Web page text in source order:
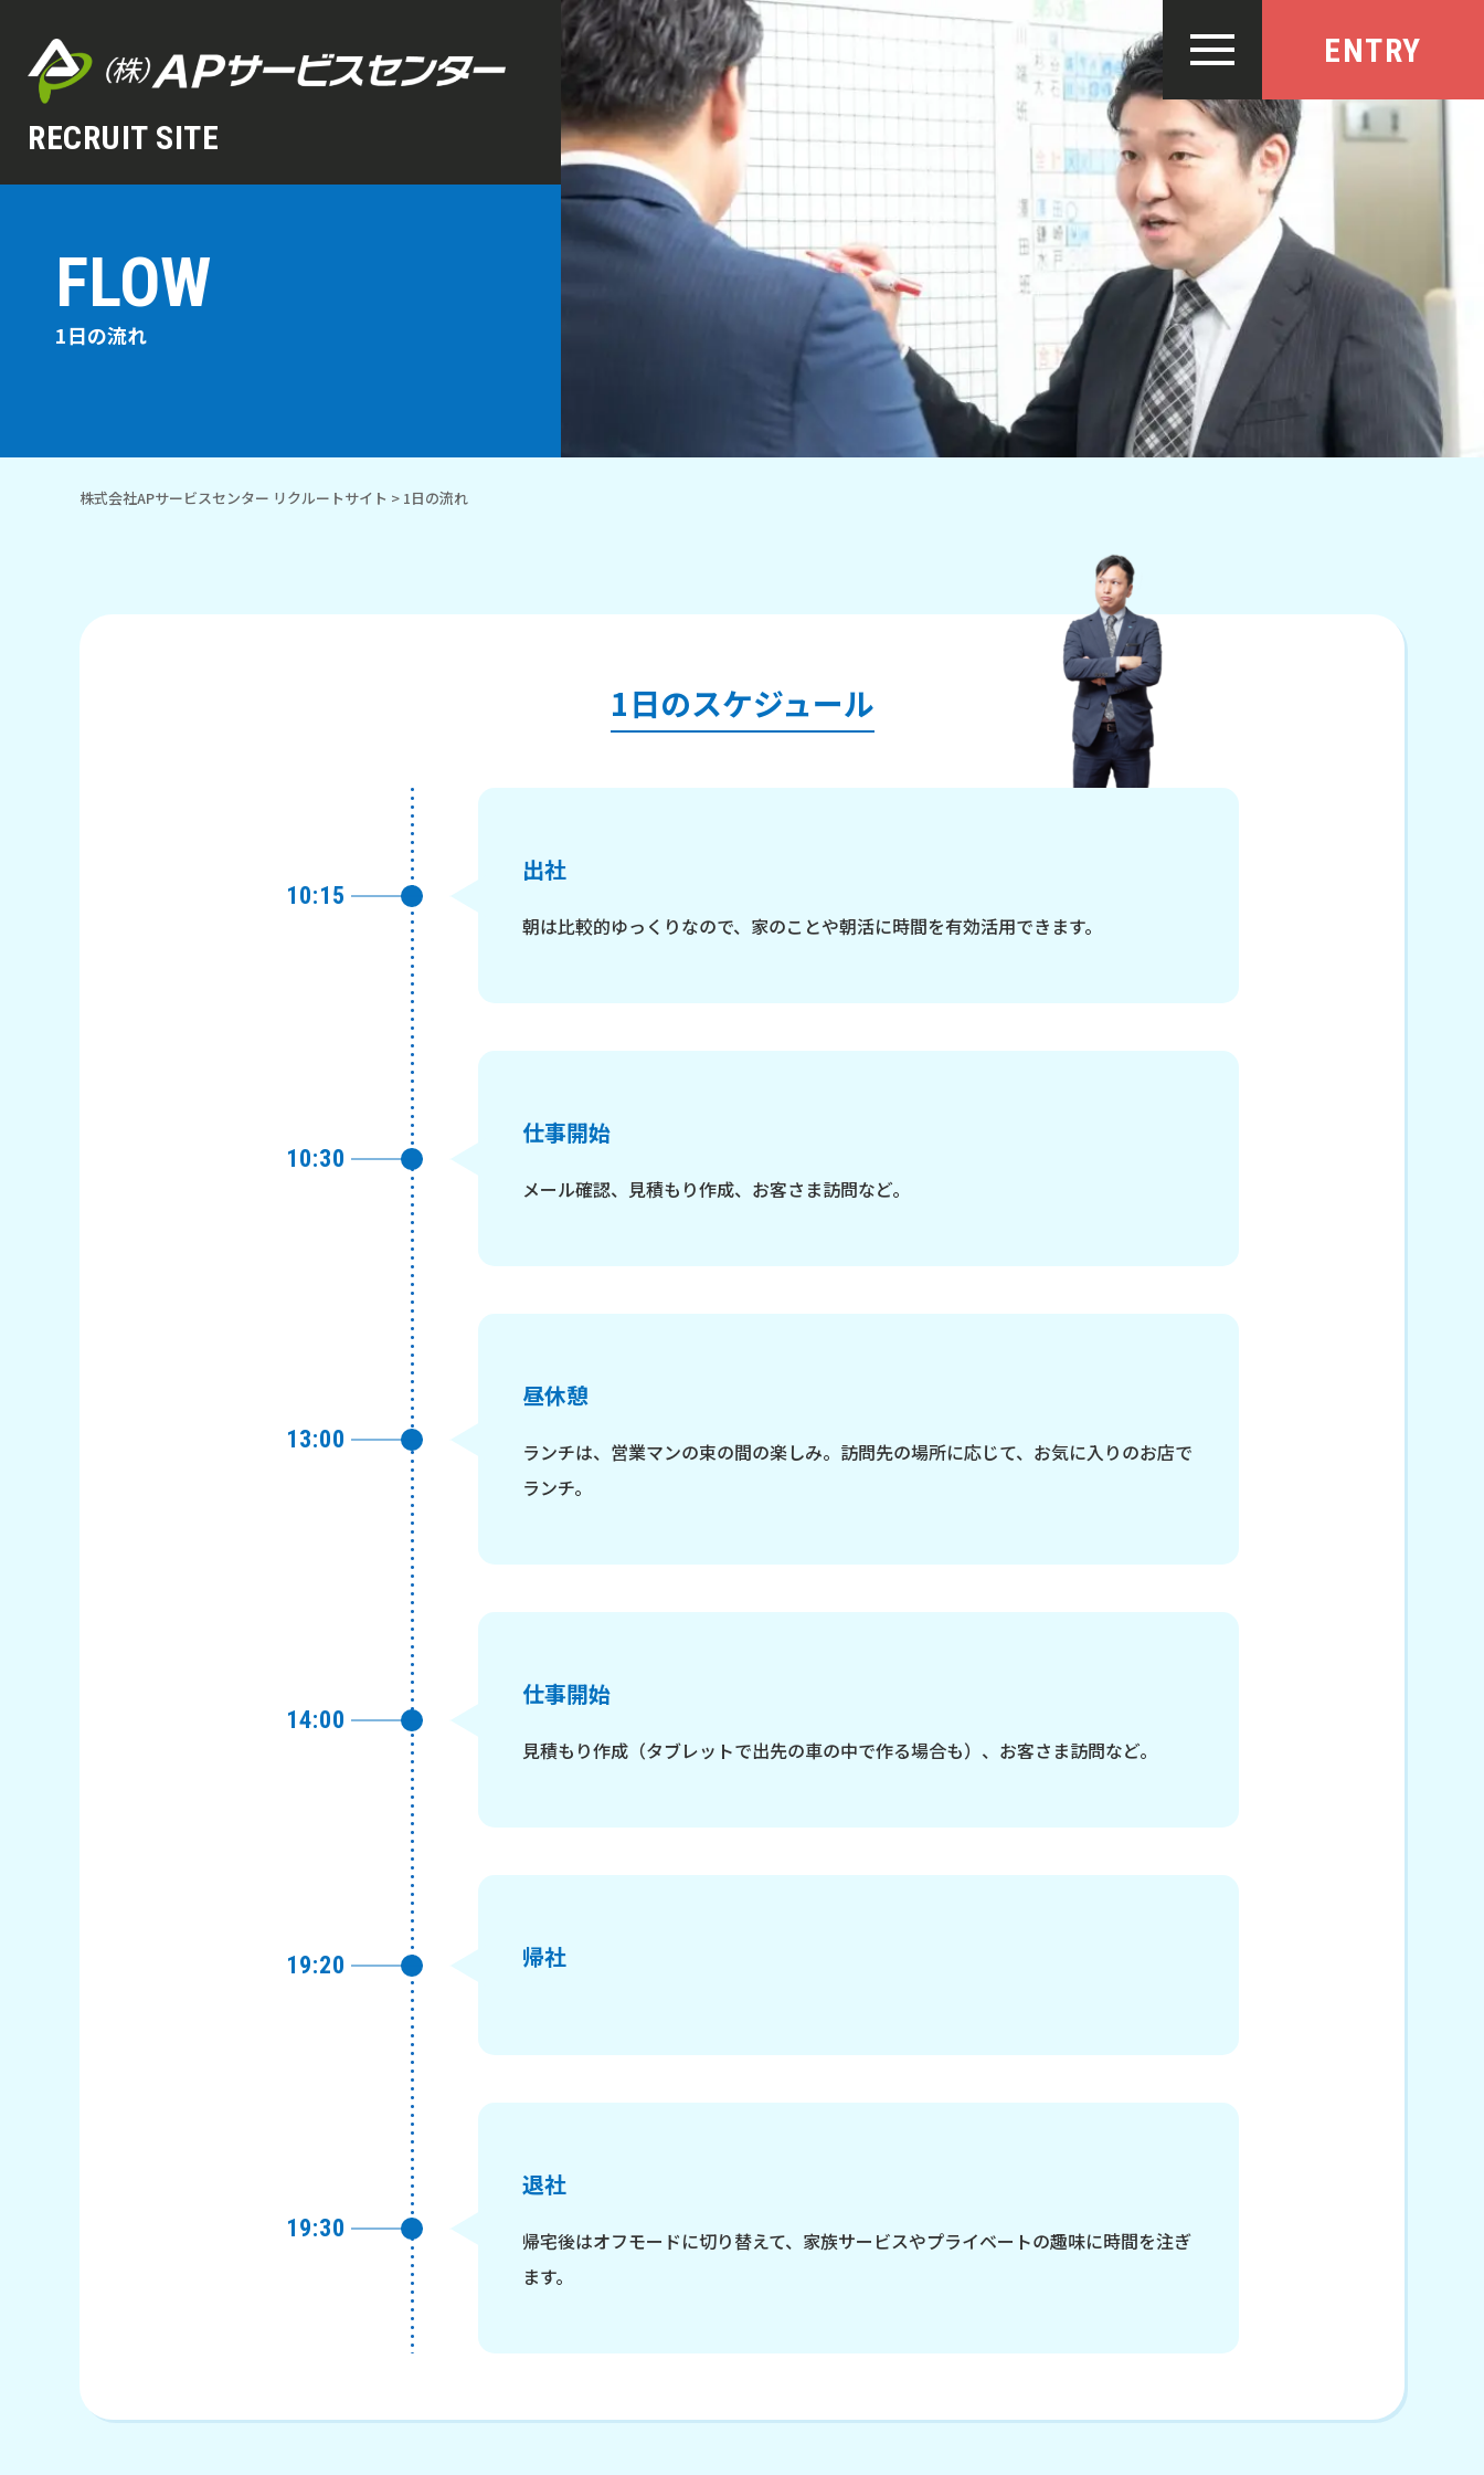
RECRUIT SITE
FLOW
1日の流れ
ENTRY
株式会社APサービスセンター リクルートサイト > 1日の流れ
1日のスケジュール
10:15
出社
朝は比較的ゆっくりなので、家のことや朝活に時間を有効活用できます。
10:30
仕事開始
メール確認、見積もり作成、お客さま訪問など。
13:00
昼休憩
ランチは、営業マンの束の間の楽しみ。訪問先の場所に応じて、お気に入りのお店で
ランチ。
14:00
仕事開始
見積もり作成（タブレットで出先の車の中で作る場合も）、お客さま訪問など。
19:20 帰社
19:30
退社
帰宅後はオフモードに切り替えて、家族サービスやプライベートの趣味に時間を注ぎ
ます。